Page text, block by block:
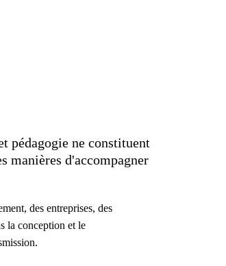
pédagogie ne constituent
manières d'accompagner
des entreprises, des
la conception et le